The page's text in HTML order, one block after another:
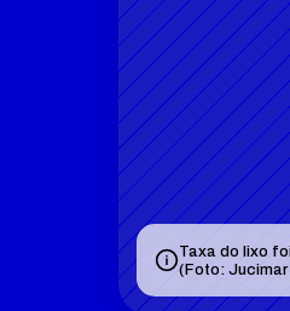
Taxa do lixo
(Foto: